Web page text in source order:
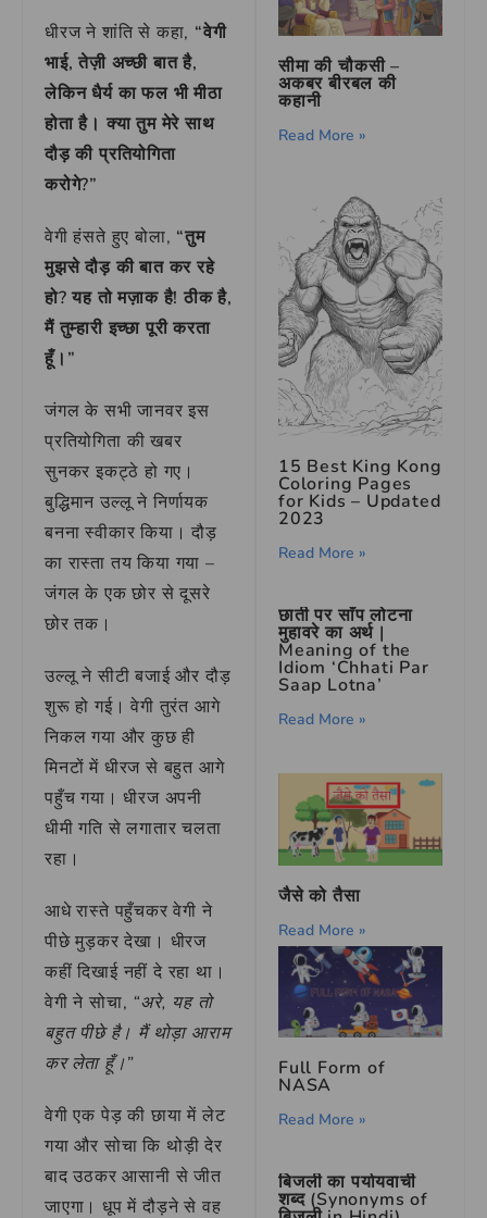
धीरज ने शांति से कहा, “वेगी
भाई, तेज़ी अच्छी बात है,
लेकिन धैर्य का फल भी मीठा
होता है। क्या तुम मेरे साथ
दौड़ की प्रतियोगिता
करोगे?”
वेगी हंसते हुए बोला, “तुम
मुझसे दौड़ की बात कर रहे
हो? यह तो मज़ाक है! ठीक है,
मैं तुम्हारी इच्छा पूरी करता
हूँ।”
जंगल के सभी जानवर इस
प्रतियोगिता की खबर
सुनकर इकट्ठे हो गए।
बुद्धिमान उल्लू ने निर्णायक
बनना स्वीकार किया। दौड़
का रास्ता तय किया गया –
जंगल के एक छोर से दूसरे
छोर तक।
उल्लू ने सीटी बजाई और दौड़
शुरू हो गई। वेगी तुरंत आगे
निकल गया और कुछ ही
मिनटों में धीरज से बहुत आगे
पहुँच गया। धीरज अपनी
धीमी गति से लगातार चलता
रहा।
आधे रास्ते पहुँचकर वेगी ने
पीछे मुड़कर देखा। धीरज
कहीं दिखाई नहीं दे रहा था।
वेगी ने सोचा, “अरे, यह तो
बहुत पीछे है। मैं थोड़ा आराम
कर लेता हूँ।”
वेगी एक पेड़ की छाया में लेट
गया और सोचा कि थोड़ी देर
बाद उठकर आसानी से जीत
जाएगा। धूप में दौड़ने से वह
सीमा की चौकसी –
अकबर बीरबल की
कहानी
Read More »
15 Best King Kong
Coloring Pages
for Kids – Updated
2023
Read More »
छाती पर साँप लोटना
मुहावरे का अर्थ |
Meaning of the
Idiom ‘Chhati Par
Saap Lotna’
Read More »
जैसे को तैसा
Read More »
Full Form of
NASA
Read More »
बिजली का पर्यायवाची
शब्द (Synonyms of